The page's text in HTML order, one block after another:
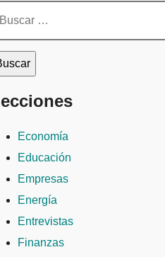
Economía
Educación
Empresas
Energía
Entrevistas
Finanzas